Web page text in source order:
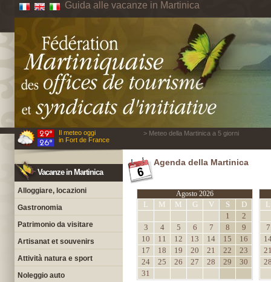
Guida alle vacanze in Martinica
Il meteo oggi
in Fort de France
> Meteo della Martinica a 5 giorni
Vacanze in Martinica
Alloggiare, locazioni
Gastronomia
Patrimonio da visitare
Artisanat et souvenirs
Attività natura e sport
Noleggio auto
Agenda della Martinica
Agosto 2026
L M M G V S
D
1
2
3
4 5 6 7 8
9
10
11 12 13 14 15
16
17
18 19 20 21 22
23
24
25 26 27 28 29
30
31
L
7